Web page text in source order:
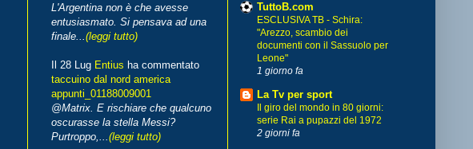
L'Argentina non è che avesse
entusiasmato. Si pensava ad una
finale... (leggi tutto)
Il 28 Lug Entius ha commentato
taccuino dal nord america
appunti_01188009001
@Matrix. E rischiare che qualcuno
oscurasse la stella Messi?
Purtroppo,... (leggi tutto)
TuttoB.com
ESCLUSIVA TB - Schira:
"Arezzo, scambio dei
documenti con il Sassuolo per
Leone"
1 giorno fa
La Tv per sport
Il giro del mondo in 80 giorni:
serie Rai a pupazzi del 1972
2 giorni fa